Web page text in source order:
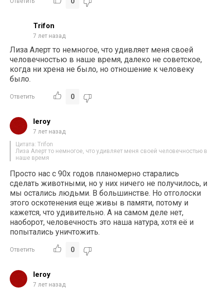
Trifon
7 лет назад
Лиза Алерт то немногое, что удивляет меня своей
человечностью в наше время, далеко не советское,
когда ни хрена не было, но отношение к человеку
было.
Ответить 0
leroy
7 лет назад
Цитата: Trifon
Лиза Алерт то немногое, что удивляет меня своей человечностью в
наше время
Просто нас с 90х годов планомерно старались
сделать животными, но у них ничего не получилось, и
мы остались людьми. В большинстве. Но отголоски
этого оскотенения еще живы в памяти, потому и
кажется, что удивительно. А на самом деле нет,
наоборот, человечность это наша натура, хотя её и
попытались уничтожить.
Ответить 0
leroy
7 лет назад